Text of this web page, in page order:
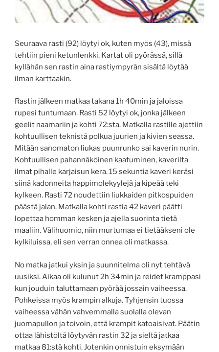
Seuraava rasti (92) löytyi ok, kuten myös (43), missä
tehtiin pieni ketunlenkki. Kartat oli pyörässä, sillä
kyllähän sen rastin aina rastiympyrän sisältä löytää
ilman karttaakin.
Rastin jälkeen matkaa takana 1h 40min ja jaloissa
rupesi tuntumaan. Rasti 52 löytyi ok, jonka jälkeen
geelit naamariin ja kohti 72:sta. Matkalla rastille ajettiin
kohtuullisen teknistä polkua juurien ja kivien seassa.
Mitään sanomaton liukas puunrunko sai kaverin nurin.
Kohtuullisen pahannäköinen kaatuminen, kaverilta
ilmat pihalle karjaisun kera. 15 sekuntia kaveri keräsi
siinä kadonneita happimolekyylejä ja kipeää teki
kylkeen. Rasti 72 noudettiin liukkaiden pitkospuiden
päästä jalan. Matkalla kohti rastia 42 kaveri päätti
lopettaa homman kesken ja ajella suorinta tietä
maaliin. Välihuomio, niin murtumaa ei tietääkseni ole
kylkiluissa, eli sen verran onnea oli matkassa.
No matka jatkui yksin ja suunnitelma oli nyt tehtävä
uusiksi. Aikaa oli kulunut 2h 34min ja reidet kramppasi
kun jouduin taluttamaan pyörää jossain vaiheessa.
Pohkeissa myös krampin alkuja. Tyhjensin tuossa
vaiheessa vähän vahvemmalla suolalla olevan
juomapullon ja toivoin, että krampit katoaisivat. Päätin
ottaa lähistöltä löytyvän rastin 32 ja sieltä jatkaa
matkaa 81:stä kohti. Jotenkin onnistuin eksymään